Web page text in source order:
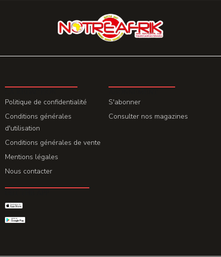
Politique de confidentialité
Conditions générales
d'utilisation
Conditions générales de vente
Mentions légales
Nous contacter
S'abonner
Consulter nos magazines